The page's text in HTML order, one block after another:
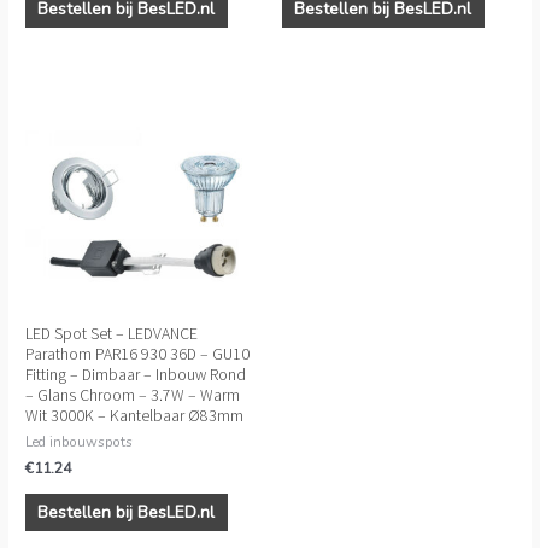
Bestellen bij BesLED.nl Bestellen bij BesLED.nl
LED Spot Set – LEDVANCE
Parathom PAR16 930 36D – GU10
Fitting – Dimbaar – Inbouw Rond
– Glans Chroom – 3.7W – Warm
Wit 3000K – Kantelbaar Ø83mm
Led inbouwspots
€11.24
Bestellen bij BesLED.nl